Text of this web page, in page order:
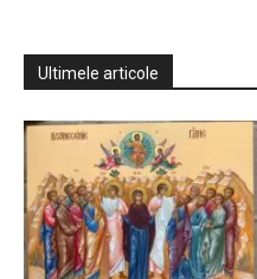
Ultimele articole